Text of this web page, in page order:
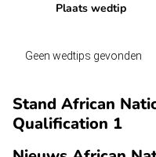
Plaats wedtip
Geen wedtips gevonden
Stand African
Qualification 1